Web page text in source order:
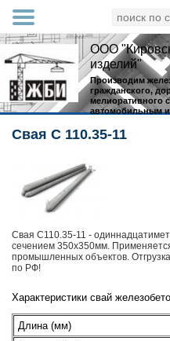
ООО
изделий"
Производим
гражданского,
мелиоративного
автомобильным
Свая С 110.35-11
Свая С110.35-11 -
сечением 350х350мм.
промышленных объектов.
по РФ!
Характеристики свай
Длина (мм)